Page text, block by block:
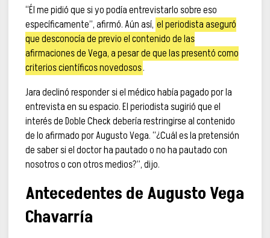
“Él me pidió que si yo podía entrevistarlo sobre eso
específicamente”, afirmó. Aún así, el periodista aseguró
que desconocía de previo el contenido de las
afirmaciones de Vega, a pesar de que las presentó como
criterios científicos novedosos.
Jara declinó responder si el médico había pagado por la
entrevista en su espacio. El periodista sugirió que el
interés de Doble Check debería restringirse al contenido
de lo afirmado por Augusto Vega. “¿Cuál es la pretensión
de saber si el doctor ha pautado o no ha pautado con
nosotros o con otros medios?”, dijo.
Antecedentes de Augusto Vega
Chavarría